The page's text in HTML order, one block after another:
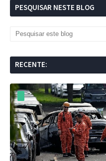
PESQUISAR NESTE BLOG
RECENTE: